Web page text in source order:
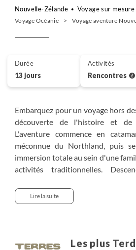
Nouvelle-Zélande Voyage sur mesure
Voyage Océanie Voyage aventure
Embarquez pour un voyage hors
découverte de l'histoire et de
L'aventure commence en
méconnue du Northland, puis
immersion totale au sein d'une
activités traditionnelles.
authentique et inoubliable.
Ne manquez pas non plus le
rencontres culturelles.
Lire la suite
Les plus
Durée
13 jours
Activités
Rencontres